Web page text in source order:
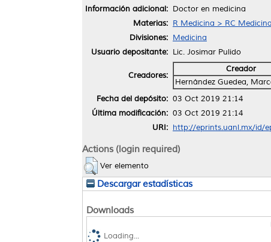
Información adicional: Doctor en medicina
Materias: R Medicina > RC
Divisiones: Medicina
Usuario depositante: Lic. Josimar Pulido
Creadores:
Creador
Hernández Guedea,
Fecha del depósito: 03 Oct 2019 21:14
Última modificación: 03 Oct 2019 21:14
URI: http://eprints.uanl.mx/id/
Actions (login required)
Ver elemento
Descargar estadísticas
Downloads
Loading...